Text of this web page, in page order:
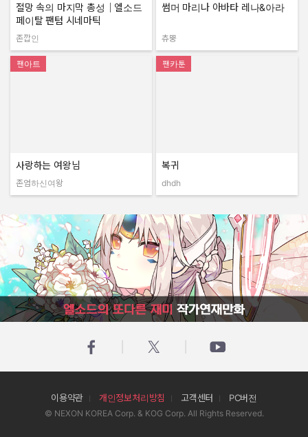
절망 속의 마지막 총성｜엘소드
페이탈 팬텀 시네마틱
작성자:
존깝인
썸머 마리나 아바타 레나&아라
작성자:
츄뿡
팬아트
사랑하는 여왕님
작성자:
존엄하신여왕
팬카툰
복귀
dhdh
엘소드의 또다른 재미 작가연재만화
이용약관 개인정보처리방침 고객센터 PC버전
© NEXON KOREA Corp. & KOG Corp. All Rights Reserved.